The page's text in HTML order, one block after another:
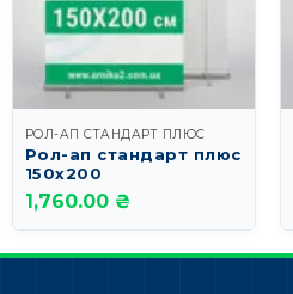
РОЛ-АП СТАНДАРТ ПЛЮС
Рол-ап стандарт плюс
150х200
1,760.00 ₴